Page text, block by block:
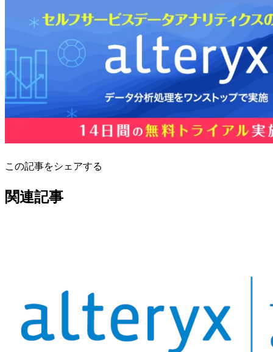
この記事をシェアする
関連記事